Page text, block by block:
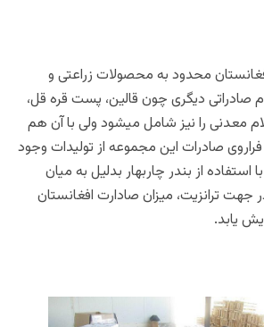
افغانستان محدود به محصولات زراعتی و
صادراتی دیگری چون قالین، پست قره قل،
معدنی را نیز شامل میشود ولی با آن هم
صادرات این مجموعه از تولیدات وجود
استفاده از بندر چاربهار بدلیل به میان
جهت ترانزیت، میزان صادارت افغانستان
یابد.